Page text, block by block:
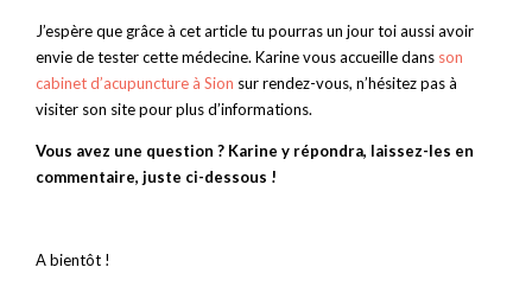
J’espère que grâce à cet article tu pourras un jour toi aussi avoir
envie de tester cette médecine. Karine vous accueille dans son
cabinet d’acupuncture à Sion sur rendez-vous, n’hésitez pas à
visiter son site pour plus d’informations.
Vous avez une question ? Karine y répondra, laissez-les en
commentaire, juste ci-dessous !
A bientôt !